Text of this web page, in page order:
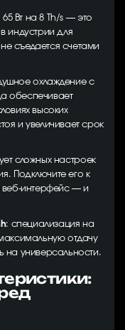
65 Вт на 8 Th/s — это
индустрии для
съедается счетами
охлаждение с
обеспечивает
высоких
и увеличивает срок
сложных настроек
Подключите его к
веб-интерфейс — и
: специализация на
отдачу
на универсальности.